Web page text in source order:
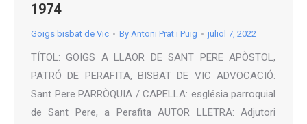
1974
Goigs bisbat de Vic By Antoni Prat i Puig juliol 7, 2022
TÍTOL: GOIGS A LLAOR DE SANT PERE APÒSTOL,
PATRÓ DE PERAFITA, BISBAT DE VIC ADVOCACIÓ:
Sant Pere PARRÒQUIA / CAPELLA: església parroquial
de Sant Pere, a Perafita AUTOR LLETRA: Adjutori